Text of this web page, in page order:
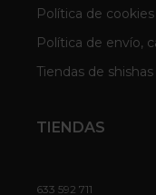
Política de cookies
Política de envío,
Tiendas de shishas
TIENDAS
633 592 711